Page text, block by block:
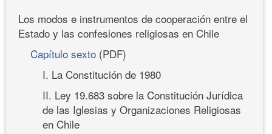
Los modos e instrumentos de cooperación entre el
Estado y las confesiones religiosas en Chile
Capítulo sexto (PDF)
I. La Constitución de 1980
II. Ley 19.683 sobre la Constitución Jurídica
de las Iglesias y Organizaciones Religiosas
en Chile